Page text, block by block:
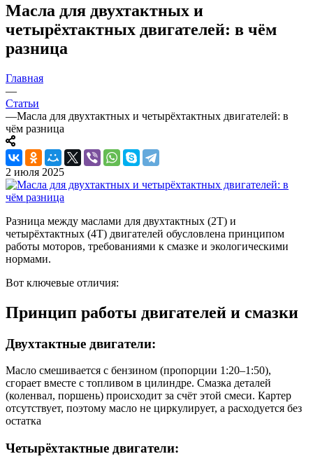
Масла для двухтактных и
четырёхтактных двигателей: в чём
разница
Главная
—
Статьи
—Масла для двухтактных и четырёхтактных двигателей: в
чём разница
2 июля 2025
Разница между маслами для двухтактных (2T) и
четырёхтактных (4T) двигателей обусловлена принципом
работы моторов, требованиями к смазке и экологическими
нормами.
Вот ключевые отличия:
Принцип работы двигателей и смазки
Двухтактные двигатели:
Масло смешивается с бензином (пропорции 1:20–1:50),
сгорает вместе с топливом в цилиндре. Смазка деталей
(коленвал, поршень) происходит за счёт этой смеси. Картер
отсутствует, поэтому масло не циркулирует, а расходуется без
остатка
Четырёхтактные двигатели: